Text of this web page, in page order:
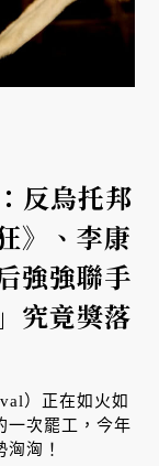
反烏托邦
》、李康
強強聯手
究竟獎落
）正在如火如
一次罷工，今年
洶！